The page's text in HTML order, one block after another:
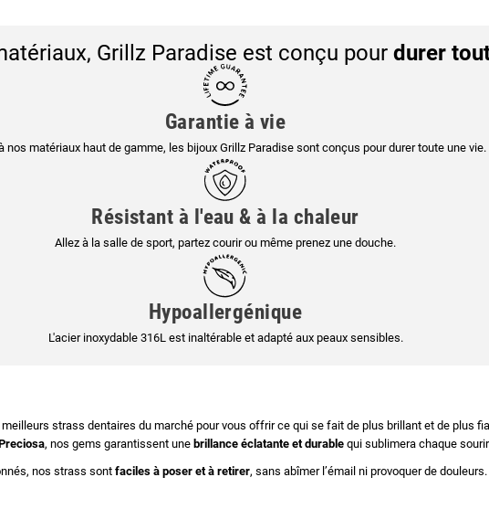
Grillz Paradise est conçu pour durer
Garantie à vie
nos matériaux haut de gamme, les bijoux Grillz Paradise sont conçus pour durer toute une vie.
Résistant à l'eau & à la chaleur
Allez à la salle de sport, partez courir ou même prenez une douche.
Hypoallergénique
L'acier inoxydable 316L est inaltérable et adapté aux peaux sensibles.
strass dentaires du marché pour vous offrir ce qui se fait de plus brillant et de plus
, nos gems garantissent une brillance éclatante et durable qui sublimera chaque
nos strass sont faciles à poser et à retirer, sans abîmer l’émail ni provoquer de